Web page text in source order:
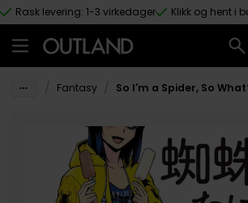
Hopp til hovedinnhold
Rask levering: 1-3 virkedager Klikk og hent i
Fantasy So I'm a Spider, So